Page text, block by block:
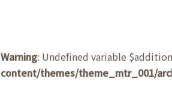
Warning: Undefined variable
content/themes/theme_mtr_001/